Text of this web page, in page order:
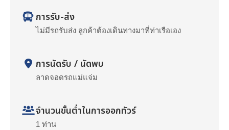
การรับ-ส่ง
ไม่มีรถรับส่ง ลูกค้าต้องเดินทางมาที่ท่าเรือเอง
การนัดรับ / นัดพบ
ลาดจอดรถแม่แจ่ม
จำนวนขั้นต่ำในการออกทัวร์
1 ท่าน